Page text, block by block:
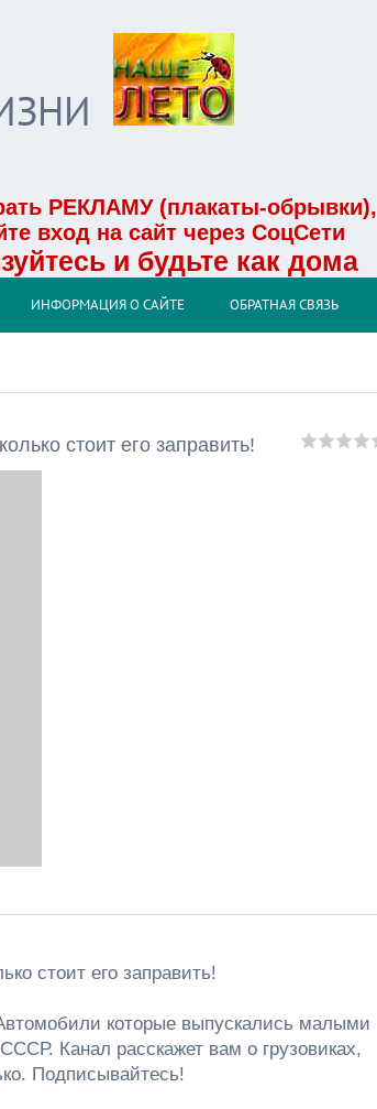
РЕКЛАМУ (плакаты-обрывки),
вход на сайт через СоцСети
и будьте как дома
ИНФОРМАЦИЯ О САЙТЕ ОБРАТНАЯ СВЯЗЬ
стоит его заправить!
стоит его заправить!
которые выпускались малыми
Канал расскажет вам о грузовиках,
Подписывайтесь!